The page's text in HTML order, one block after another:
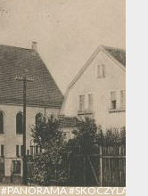
#PANORAMA#SKOCZYLASA